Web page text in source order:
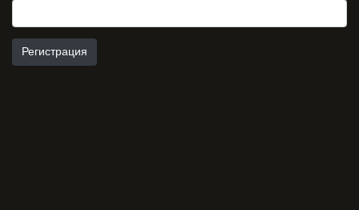
Регистрация